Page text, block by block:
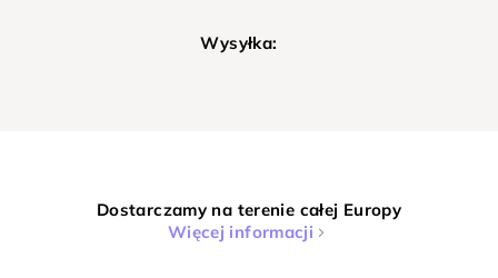
Wysyłka:
Dostarczamy na terenie całej Europy
Więcej informacji